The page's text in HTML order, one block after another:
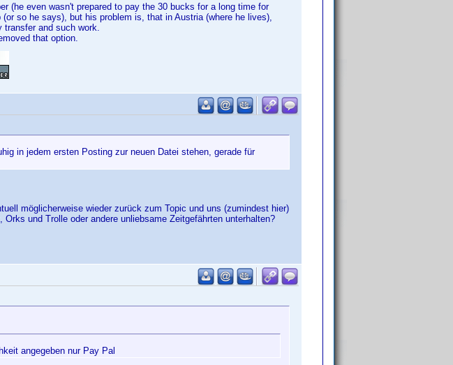
(he even wasn't prepared to pay the 30 bucks for a long time for
so he says), but his problem is, that in Austria (where he lives),
transfer and such work.
that option.
in jedem ersten Posting zur neuen Datei stehen, gerade für
möglicherweise wieder zurück zum Topic und uns (zumindest hier)
und Trolle oder andere unliebsame Zeitgefährten unterhalten?
angegeben nur Pay Pal